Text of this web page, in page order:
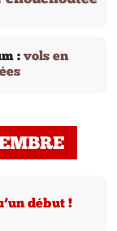
: vols en
début !